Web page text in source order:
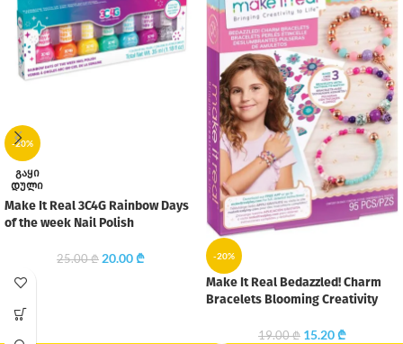
-20%
ᲒᲐᲧᲘ
ᲓᲣᲚᲘ
Make It Real 3C4G Rainbow Days
of the week Nail Polish
25.00₾ 20.00₾ -20%
Make It Real Bedazzled! Charm
Bracelets Blooming Creativity
19.00₾ 15.20₾